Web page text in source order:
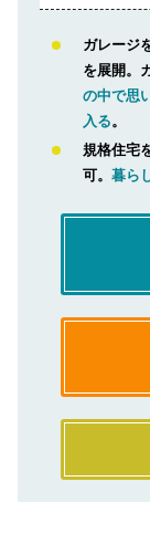
ガレージ
を展開。
の中で思
入る。
規格住宅
可。暮ら